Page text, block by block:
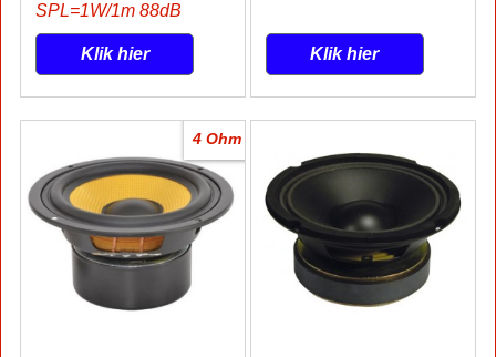
SPL=1W/1m 88dB
Klik hier Klik hier
4 Ohm